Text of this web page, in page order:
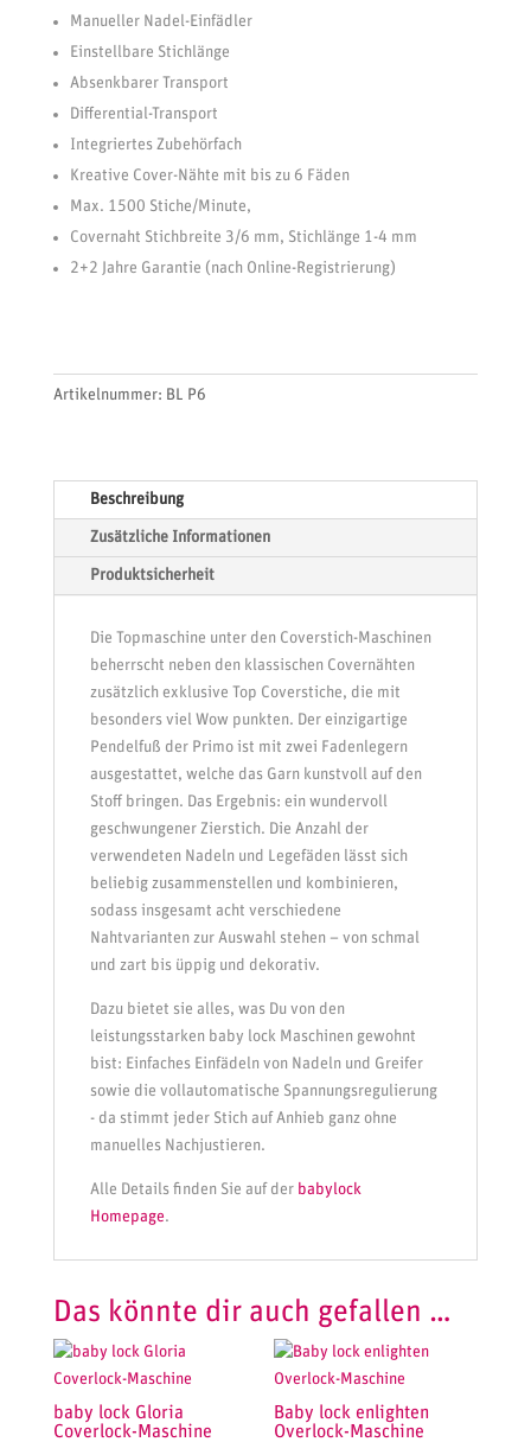
e
:
Manueller Nadel-Einfädler
Einstellbare Stichlänge
Absenkbarer Transport
Differential-Transport
Integriertes Zubehörfach
Kreative Cover-Nähte mit bis zu 6 Fäden
Max. 1500 Stiche/Minute,
Covernaht Stichbreite 3/6 mm, Stichlänge 1-4 mm
2+2 Jahre Garantie (nach Online-Registrierung)
Artikelnummer: BL P6
Beschreibung
Zusätzliche Informationen
Produktsicherheit
Die Topmaschine unter den Coverstich-Maschinen
beherrscht neben den klassischen Covernähten
zusätzlich exklusive Top Coverstiche, die mit
besonders viel Wow punkten. Der einzigartige
Pendelfuß der Primo ist mit zwei Fadenlegern
ausgestattet, welche das Garn kunstvoll auf den
Stoff bringen. Das Ergebnis: ein wundervoll
geschwungener Zierstich. Die Anzahl der
verwendeten Nadeln und Legefäden lässt sich
beliebig zusammenstellen und kombinieren,
sodass insgesamt acht verschiedene
Nahtvarianten zur Auswahl stehen – von schmal
und zart bis üppig und dekorativ.
Dazu bietet sie alles, was Du von den
leistungsstarken baby lock Maschinen gewohnt
bist: Einfaches Einfädeln von Nadeln und Greifer
sowie die vollautomatische Spannungsregulierung
- da stimmt jeder Stich auf Anhieb ganz ohne
manuelles Nachjustieren.
Alle Details finden Sie auf der babylock
Homepage.
Das könnte dir auch gefallen …
baby lock Gloria
Coverlock-Maschine
Baby lock enlighten
Overlock-Maschine